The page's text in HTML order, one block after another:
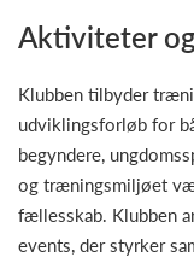
Aktiviteter
Klubben tilbyder
udviklingsforløb for
begyndere,
og træningsmiljøet
fællesskab. Klubben
events, der styrker